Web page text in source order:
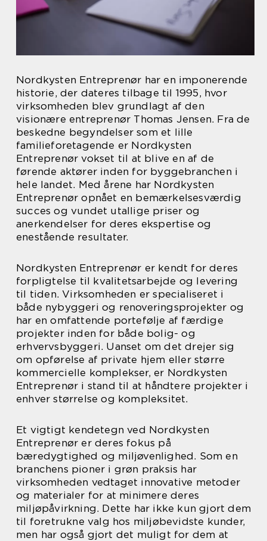
Nordkysten Entreprenør har en imponerende
historie, der dateres tilbage til 1995, hvor
virksomheden blev grundlagt af den
visionære entreprenør Thomas Jensen. Fra de
beskedne begyndelser som et lille
familieforetagende er Nordkysten
Entreprenør vokset til at blive en af de
førende aktører inden for byggebranchen i
hele landet. Med årene har Nordkysten
Entreprenør opnået en bemærkelsesværdig
succes og vundet utallige priser og
anerkendelser for deres ekspertise og
enestående resultater.
Nordkysten Entreprenør er kendt for deres
forpligtelse til kvalitetsarbejde og levering
til tiden. Virksomheden er specialiseret i
både nybyggeri og renoveringsprojekter og
har en omfattende portefølje af færdige
projekter inden for både bolig- og
erhvervsbyggeri. Uanset om det drejer sig
om opførelse af private hjem eller større
kommercielle komplekser, er Nordkysten
Entreprenør i stand til at håndtere projekter i
enhver størrelse og kompleksitet.
Et vigtigt kendetegn ved Nordkysten
Entreprenør er deres fokus på
bæredygtighed og miljøvenlighed. Som en
branchens pioner i grøn praksis har
virksomheden vedtaget innovative metoder
og materialer for at minimere deres
miljøpåvirkning. Dette har ikke kun gjort dem
til foretrukne valg hos miljøbevidste kunder,
men har også gjort det muligt for dem at